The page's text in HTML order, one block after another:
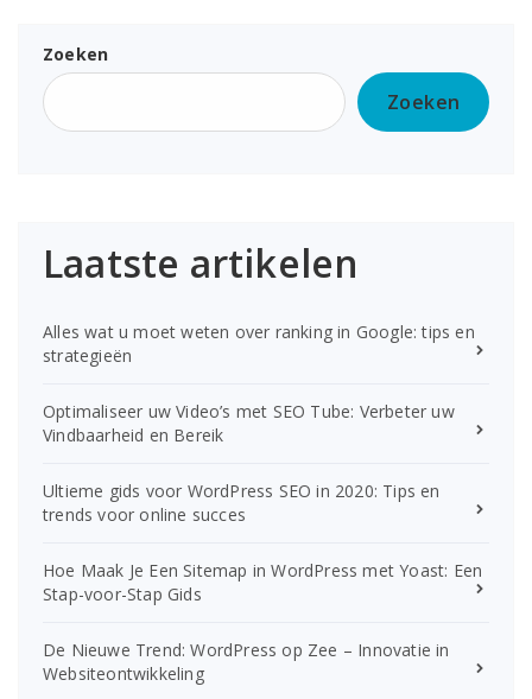
Zoeken
Zoeken
Laatste artikelen
Alles wat u moet weten over ranking in Google: tips en
strategieën
Optimaliseer uw Video’s met SEO Tube: Verbeter uw
Vindbaarheid en Bereik
Ultieme gids voor WordPress SEO in 2020: Tips en
trends voor online succes
Hoe Maak Je Een Sitemap in WordPress met Yoast: Een
Stap-voor-Stap Gids
De Nieuwe Trend: WordPress op Zee – Innovatie in
Websiteontwikkeling